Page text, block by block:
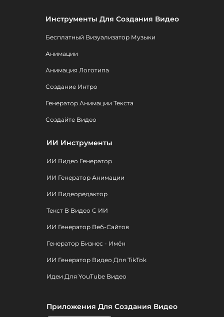
Инструменты Для Создания Видео
Бесплатный Визуализатор Музыки
Анимации
Анимация Логотипа
Создание Интро
Генератор Анимации Текста
Создайте Видео
ИИ Инструменты
ИИ Видео Генератор
ИИ Генератор Анимации
ИИ Видеоредактор
Текст В Видео С ИИ
ИИ Генератор Веб-Сайтов
Генератор Бизнес - Имён
ИИ Генератор Видео Для TikTok
Идеи Для YouTube Видео
Приложения Для Создания Видео